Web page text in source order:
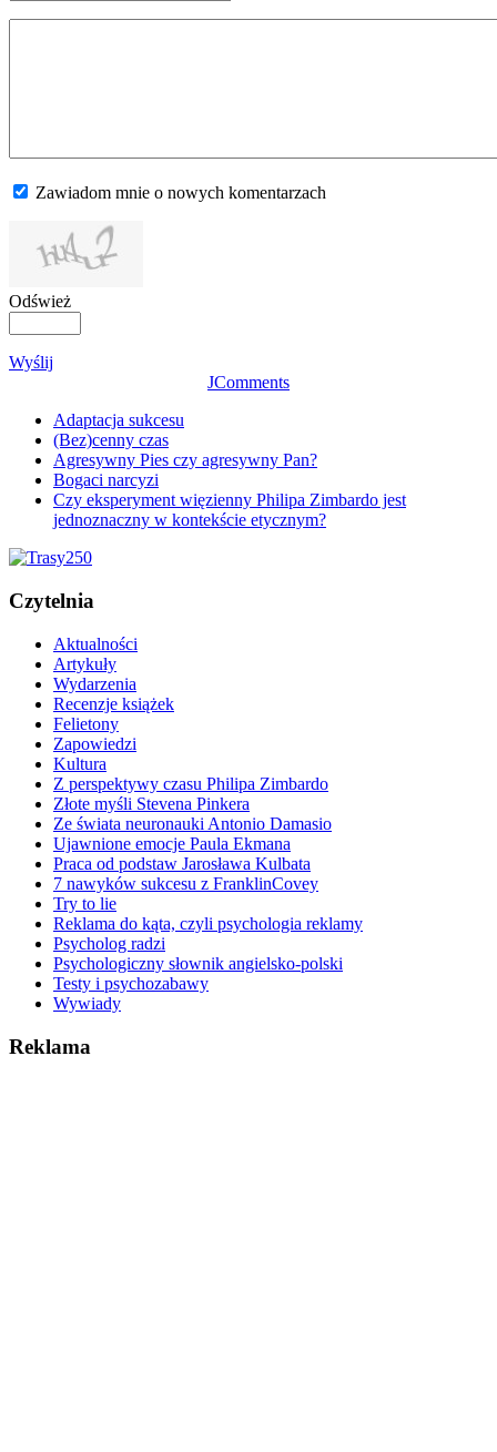
Zawiadom mnie o nowych komentarzach
Odśwież
Wyślij
JComments
Adaptacja sukcesu
(Bez)cenny czas
Agresywny Pies czy agresywny Pan?
Bogaci narcyzi
Czy eksperyment więzienny Philipa Zimbardo jest
jednoznaczny w kontekście etycznym?
Czytelnia
Aktualności
Artykuły
Wydarzenia
Recenzje książek
Felietony
Zapowiedzi
Kultura
Z perspektywy czasu Philipa Zimbardo
Złote myśli Stevena Pinkera
Ze świata neuronauki Antonio Damasio
Ujawnione emocje Paula Ekmana
Praca od podstaw Jarosława Kulbata
7 nawyków sukcesu z FranklinCovey
Try to lie
Reklama do kąta, czyli psychologia reklamy
Psycholog radzi
Psychologiczny słownik angielsko-polski
Testy i psychozabawy
Wywiady
Reklama